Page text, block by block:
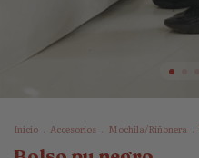
Inicio Accesorios Mochila/Riñonera